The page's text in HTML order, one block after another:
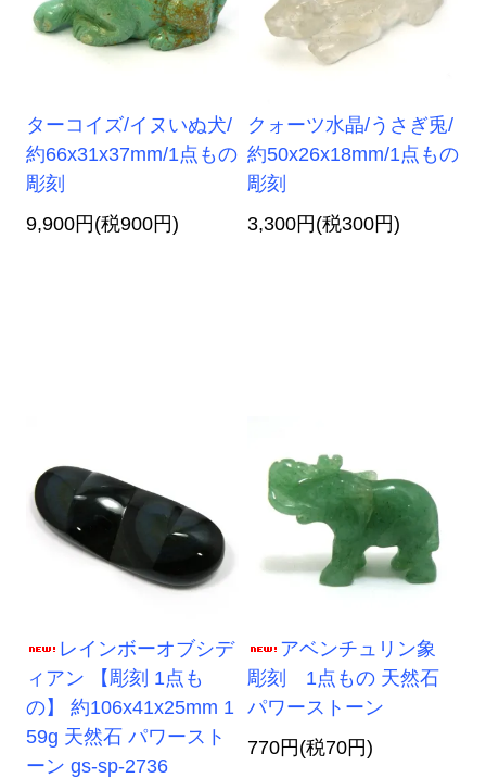
ターコイズ/イヌいぬ犬/
約66x31x37mm/1点もの
彫刻
9,900円(税900円)
クォーツ水晶/うさぎ兎/
約50x26x18mm/1点もの
彫刻
3,300円(税300円)
レインボーオブシデ
ィアン 【彫刻 1点も
の】 約106x41x25mm 1
59g 天然石 パワースト
ーン gs-sp-2736
アベンチュリン象
彫刻 1点もの 天然石
パワーストーン
770円(税70円)